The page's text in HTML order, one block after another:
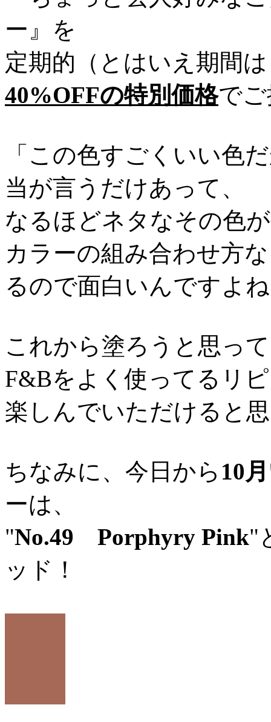
ー』を
定期的（とはいえ期間
40%OFFの特別価格で
「この色すごくいい色
当が言うだけあって、
なるほどネタなその色
カラーの組み合わせ方
るので面白いんですよ
これから塗ろうと思っ
F&Bをよく使ってるリ
楽しんでいただけると
ちなみに、今日から 10
ーは、
"No.49 Porphyry Pink"
ッド！